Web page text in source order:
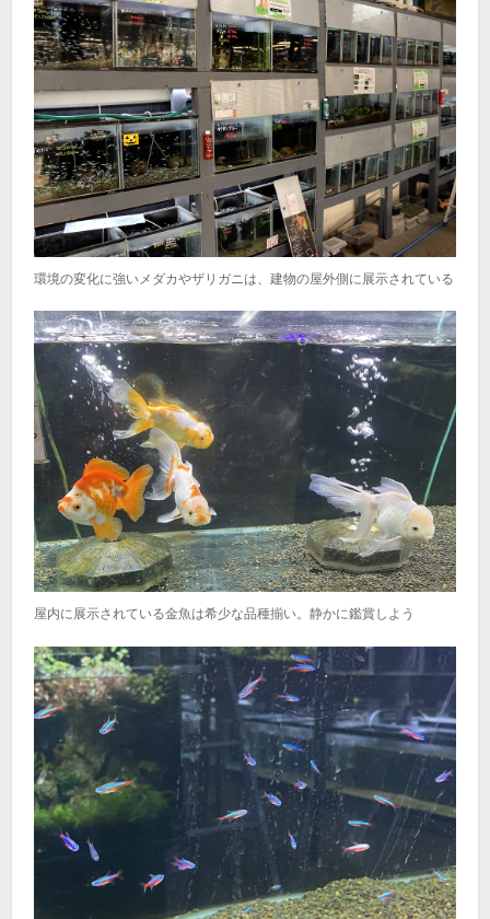
環境の変化に強いメダカやザリガニは、建物の屋外側に展示されている
屋内に展示されている金魚は希少な品種揃い。静かに鑑賞しよう